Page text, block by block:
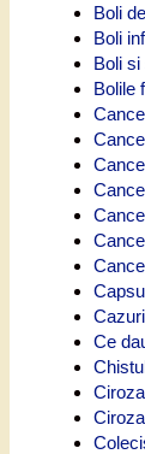
Boli
Boli
Boli
Bolile
Ce